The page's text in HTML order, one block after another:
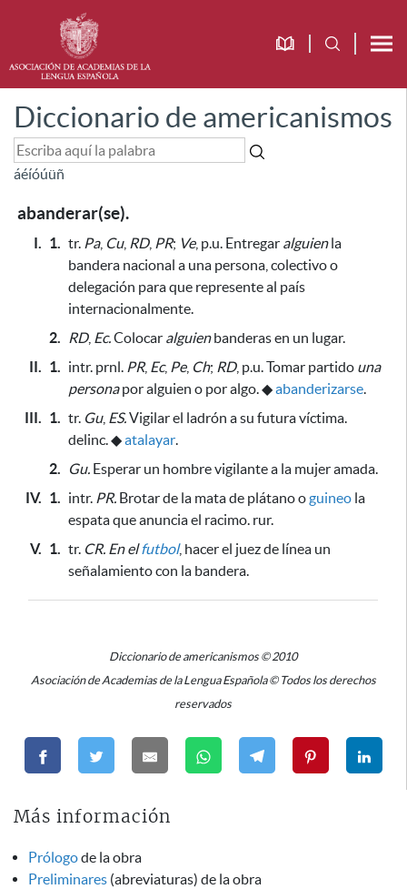
Diccionario de americanismos
áéíóúüñ
abanderar(se).
I. 1. tr. Pa, Cu, RD, PR; Ve, p.u. Entregar alguienla
bandera nacional a una persona, colectivo o
delegación para que represente al país
internacionalmente.
2.
RD, Ec.Colocar alguienbanderas en un lugar.
II. 1. intr. prnl. PR, Ec, Pe, Ch; RD, p.u. Tomar partido una
personapor alguien o por algo.◆abanderizarse.
III. 1. tr. Gu, ES.Vigilar el ladrón a su futura víctima.
delinc.◆atalayar.
2.
Gu. Esperar un hombre vigilante a la mujer amada.
IV. 1. intr. PR. Brotar de la mata de plátano oguineo la
espataque anuncia el racimo. rur.
V. 1. tr. CR. En elfutbol, hacer el juez de línea un
señalamiento con la bandera.
Diccionario de americanismos © 2010
Asociación de Academias de la Lengua Española © Todos los derechos
reservados
Más información
Prólogode la obra
Preliminares (abreviaturas) de la obra